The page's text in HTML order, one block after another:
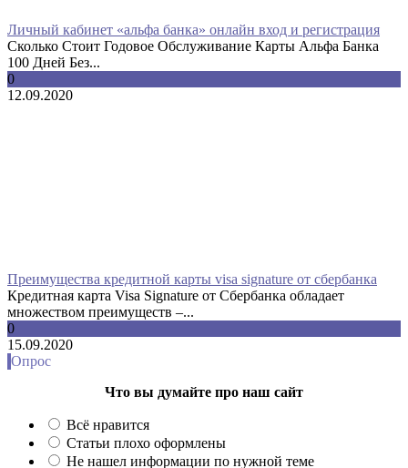
Личный кабинет «альфа банка» онлайн вход и регистрация
Сколько Стоит Годовое Обслуживание Карты Альфа Банка
100 Дней Без...
0
12.09.2020
Преимущества кредитной карты visa signature от сбербанка
Кредитная карта Visa Signature от Сбербанка обладает
множеством преимуществ –...
0
15.09.2020
Опрос
Что вы думайте про наш сайт
Всё нравится
Статьи плохо оформлены
Не нашел информации по нужной теме